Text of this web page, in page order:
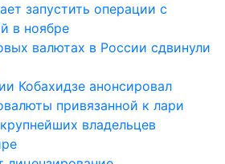
запустить операции с
в ноябре
валютах в России сдвинули
Кобахидзе анонсировал
привязанной к лари
владельцев